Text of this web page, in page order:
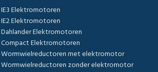
IE3 Elektromotoren
IE2 Elektromotoren
Dahlander Elektromotoren
Compact Elektromotoren
Wormwielreductoren met elektromotor
Wormwielreductoren zonder elektromotor